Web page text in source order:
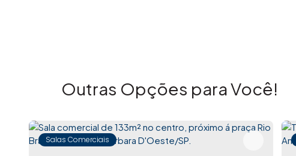
responsabilidade em cada etapa do processo.
Outras Opções para Você!
Salas Comerciais